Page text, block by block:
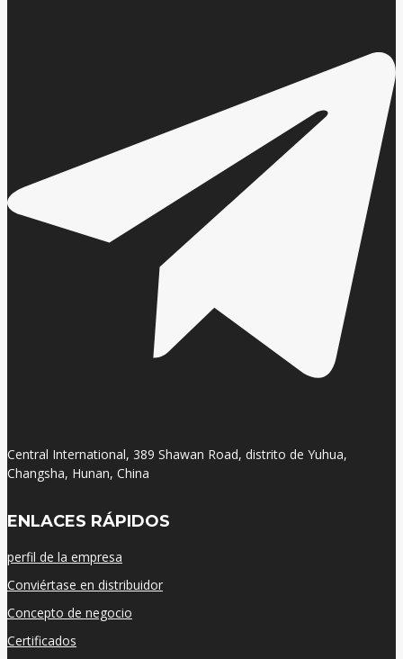
Central International, 389 Shawan Road, distrito de Yuhua,
Changsha, Hunan, China
ENLACES RÁPIDOS
perfil de la empresa
Conviértase en distribuidor
Concepto de negocio
Certificados